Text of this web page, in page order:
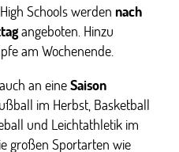
Schools werden nach
angeboten. Hinzu
am Wochenende.
an eineSaison
im Herbst, Basketball
und Leichtathletik im
großen Sportarten wie